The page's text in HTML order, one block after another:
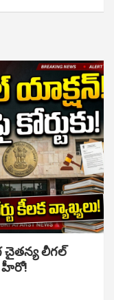
చైతన్య లీగల్
హీరో!